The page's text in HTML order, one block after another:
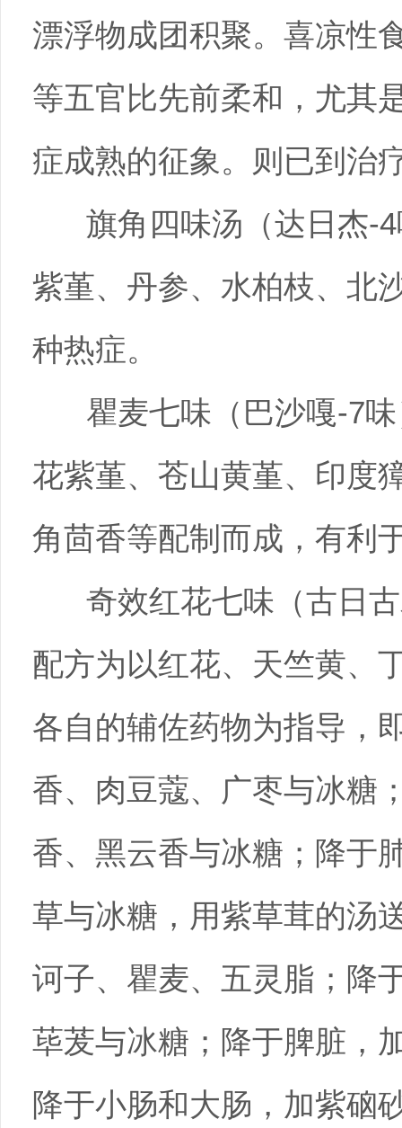
漂浮物成团积聚。喜凉性
等五官比先前柔和，尤其
症成熟的征象。则已到治
旗角四味汤（达日杰-4
紫堇、丹参、水柏枝、北
种热症。
瞿麦七味（巴沙嘎-7
花紫堇、苍山黄堇、印度
角茴香等配制而成，有利
奇效红花七味（古日古
配方为以红花、天竺黄、
各自的辅佐药物为指导，
香、肉豆蔻、广枣与冰糖
香、黑云香与冰糖；降于
草与冰糖，用紫草茸的汤
诃子、瞿麦、五灵脂；降
荜茇与冰糖；降于脾脏，
降于小肠和大肠，加紫硇